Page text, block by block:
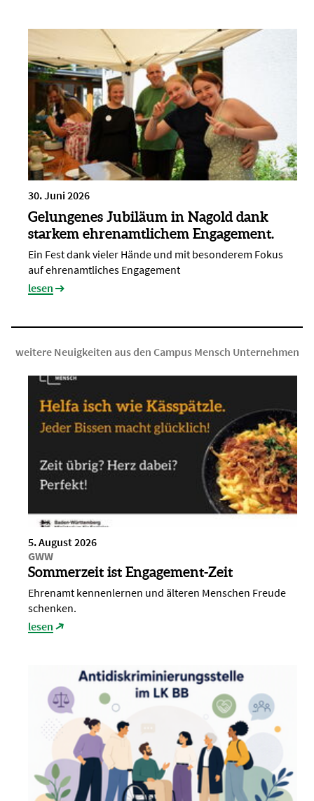
30. Juni 2026
Gelungenes Jubiläum in Nagold dank
starkem ehrenamtlichem Engagement.
Ein Fest dank vieler Hände und mit besonderem Fokus
auf ehrenamtliches Engagement
lesen
weitere Neuigkeiten aus den Campus Mensch Unternehmen
5. August 2026
GWW
Sommerzeit ist Engagement-Zeit
Ehrenamt kennenlernen und älteren Menschen Freude
schenken.
lesen